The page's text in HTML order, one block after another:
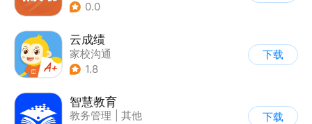
0.0
云成绩
家校沟通
1.8
下载
智慧教育
教务管理
其他
下载